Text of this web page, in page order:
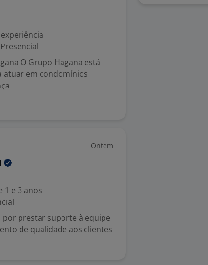
Presencial
O Grupo Hagana está
atuar em condomínios
Ontem
1 e 3 anos
por prestar suporte à equipe
de qualidade aos clientes